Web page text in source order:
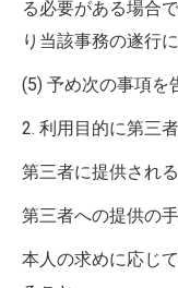
る必要がある場合
り当該事務の遂行
(5) 予め次の事項を
2. 利用目的に第三
第三者に提供され
第三者への提供の
本人の求めに応じ